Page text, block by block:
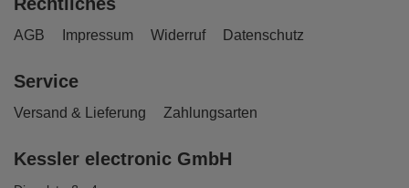
AGB Impressum Widerruf Datenschutz
Service
Versand & Lieferung Zahlungsarten
Kessler electronic GmbH